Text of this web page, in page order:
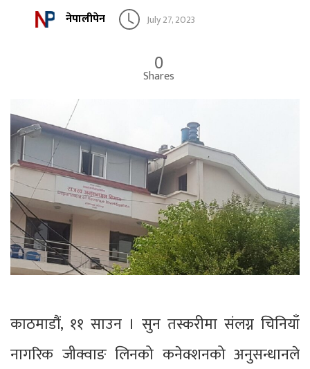
नेपालीपेन July 27, 2023
0
Shares
काठमाडौं, ११ साउन । सुन तस्करीमा संलग्न चिनियाँ
नागरिक जीक्वाङ लिनको कनेक्शनको अनुसन्धानले